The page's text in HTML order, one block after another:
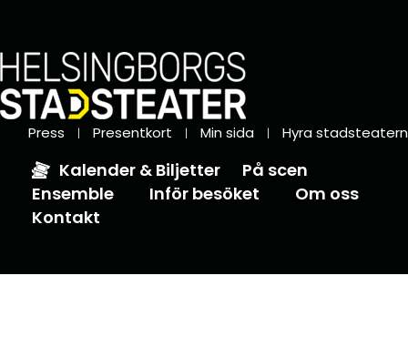
Press Presentkort Min sida Hyra stadsteatern
Kalender & Biljetter
På scen
Ensemble
Inför besöket
Om oss
Kontakt